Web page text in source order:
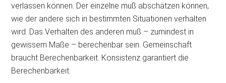
verlassen können. Der einzelne muß abschätzen können,
wie der andere sich in bestimmten Situationen verhalten
wird. Das Verhalten des anderen muß – zumindest in
gewissem Maße – berechenbar sein. Gemeinschaft
braucht Berechenbarkeit. Konsistenz garantiert die
Berechenbarkeit.